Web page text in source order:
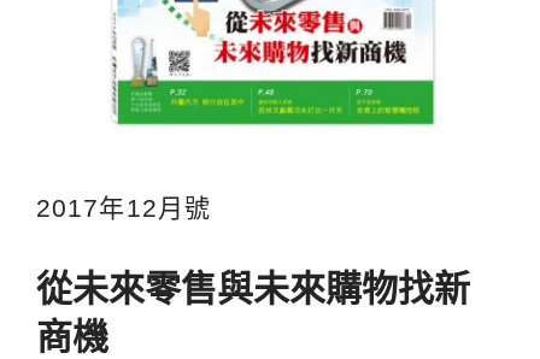
2017年12月號
從未來零售與未來購物找新
商機